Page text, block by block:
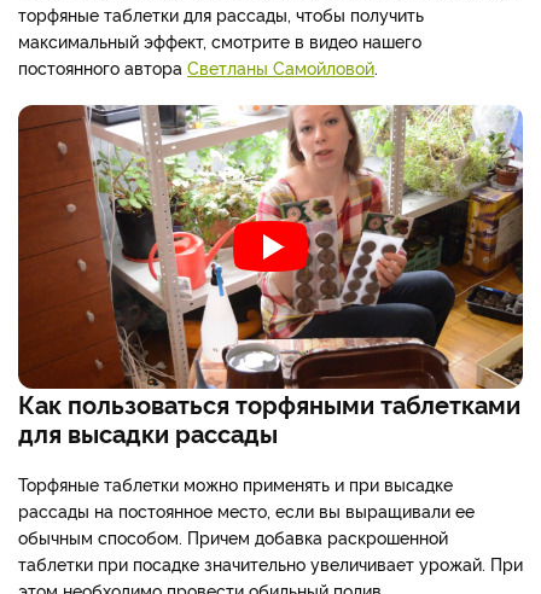
торфяные таблетки для рассады, чтобы получить
максимальный эффект, смотрите в видео нашего
постоянного автора Светланы Самойловой
Как пользоваться торфяными таблетками
для высадки рассады
Торфяные таблетки можно применять и при высадке
рассады на постоянное место, если вы выращивали ее
обычным способом. Причем добавка раскрошенной
таблетки при посадке значительно увеличивает урожай. При